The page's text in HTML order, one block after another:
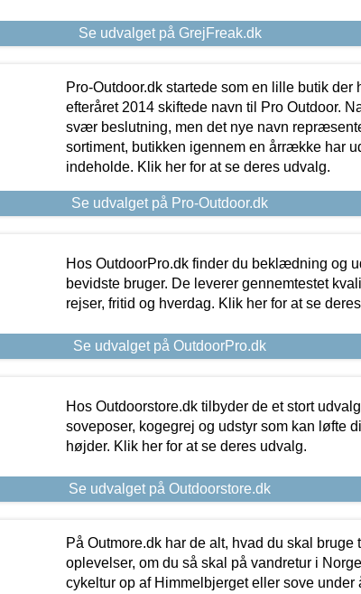
Se udvalget på GrejFreak.dk
Pro-Outdoor.dk startede som en lille butik der
efteråret 2014 skiftede navn til Pro Outdoor.
svær beslutning, men det nye navn
sortiment, butikken igennem en årrække har
indeholde. Klik her for at se deres udvalg.
Se udvalget på Pro-Outdoor.dk
Hos OutdoorPro.dk finder du beklædning og
bevidste bruger. De leverer gennemtestet
rejser, fritid og hverdag. Klik her for at se
Se udvalget på OutdoorPro.dk
Hos Outdoorstore.dk tilbyder de et stort
soveposer, kogegrej og udstyr som kan løfte
højder. Klik her for at se deres udvalg.
Se udvalget på Outdoorstore.dk
På Outmore.dk har de alt, hvad du skal bruge
oplevelser, om du så skal på vandretur i
cykeltur op af Himmelbjerget eller sove under